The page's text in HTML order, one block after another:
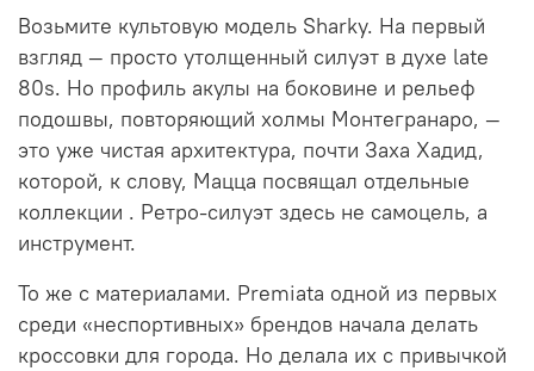
Возьмите культовую модель Sharky. На первый
взгляд — просто утолщенный силуэт в духе late
80s. Но профиль акулы на боковине и рельеф
подошвы, повторяющий холмы Монтегранаро, —
это уже чистая архитектура, почти Заха Хадид,
которой, к слову, Мацца посвящал отдельные
коллекции . Ретро-силуэт здесь не самоцель, а
инструмент.
То же с материалами. Premiata одной из первых
среди «неспортивных» брендов начала делать
кроссовки для города. Но делала их с привычкой